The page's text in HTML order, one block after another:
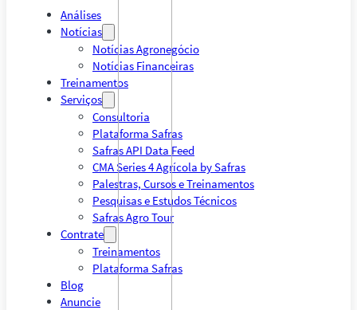
Análises
Notícias
Notícias Agronegócio
Notícias Financeiras
Treinamentos
Serviços
Consultoria
Plataforma Safras
Safras API Data Feed
CMA Series 4 Agrícola by Safras
Palestras, Cursos e Treinamentos
Pesquisas e Estudos Técnicos
Safras Agro Tour
Contrate
Treinamentos
Plataforma Safras
Blog
Anuncie